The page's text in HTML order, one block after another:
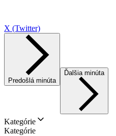
X (Twitter)
Predošlá minúta
Ďalšia minúta
Kategórie
Kategórie